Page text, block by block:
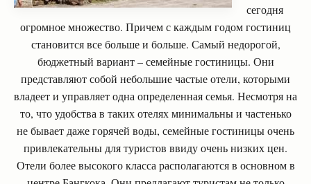
сегодня
огромное множество. Причем с каждым годом гостиниц
становится все больше и больше. Самый недорогой,
бюджетный вариант – семейные гостиницы. Они
представляют собой небольшие частые отели, которыми
владеет и управляет одна определенная семья. Несмотря на
то, что удобства в таких отелях минимальны и частенько
не бывает даже горячей воды, семейные гостиницы очень
привлекательны для туристов ввиду очень низких цен.
Отели более высокого класса располагаются в основном в